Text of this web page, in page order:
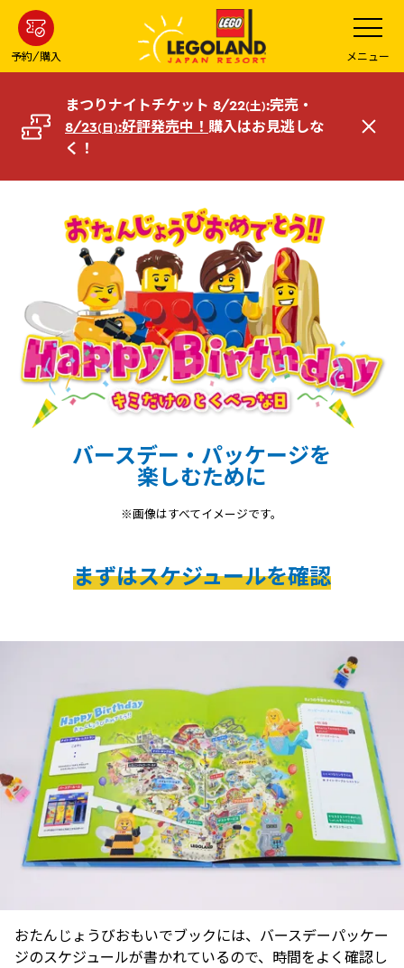
ン
コ
へ
予約/購入
メ
ニ
ュ
ー
を
開
メニュー
まつりナイトチケット 8/22(土):完売・
8/23(日):好評発売中！ 購入はお見逃しな
く！
閉
バースデー・パッケージを
楽しむために
※画像はすべてイメージです。
まずはスケジュールを確認
おたんじょうびおもいでブックには、バースデーパッケー
ジのスケジュールが書かれているので、時間をよく確認し